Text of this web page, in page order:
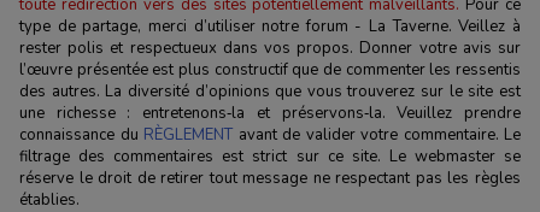
type de partage, merci d’utiliser notre forum - La Taverne. Veillez à
rester polis et respectueux dans vos propos. Donner votre avis sur
l’œuvre présentée est plus constructif que de commenter les ressentis
des autres. La diversité d’opinions que vous trouverez sur le site est
une richesse : entretenons‑la et préservons‑la. Veuillez prendre
connaissance du RÈGLEMENT avant de valider votre commentaire. Le
filtrage des commentaires est strict sur ce site. Le webmaster se
réserve le droit de retirer tout message ne respectant pas les règles
établies.